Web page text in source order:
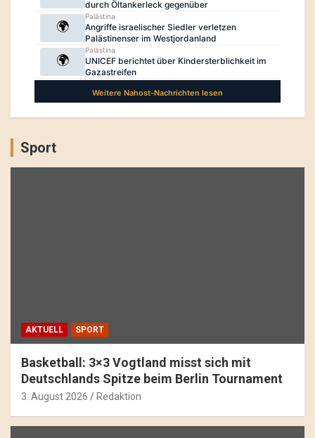
Sport
AKTUELL SPORT
Basketball: 3×3 Vogtland misst sich mit
Deutschlands Spitze beim Berlin Tournament
3. August 2026 Redaktion